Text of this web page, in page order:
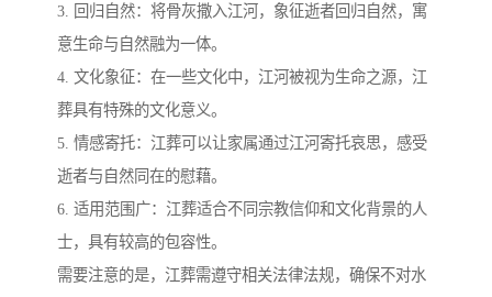
3. 回归自然：将骨灰撒入江河，象征逝者回归自然，寓
意生命与自然融为一体。
4. 文化象征：在一些文化中，江河被视为生命之源，江
葬具有特殊的文化意义。
5. 情感寄托：江葬可以让家属通过江河寄托哀思，感受
逝者与自然同在的慰藉。
6. 适用范围广：江葬适合不同宗教信仰和文化背景的人
士，具有较高的包容性。
需要注意的是，江葬需遵守相关法律法规，确保不对水